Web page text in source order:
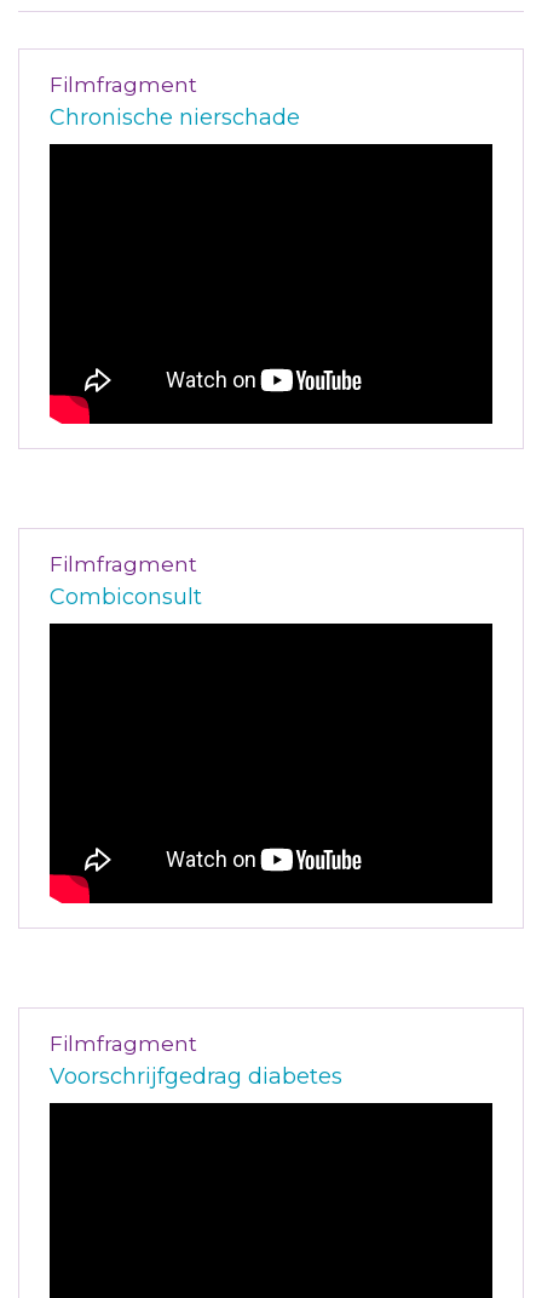
Filmfragment
Chronische nierschade
Filmfragment
Combiconsult
Filmfragment
Voorschrijfgedrag diabetes